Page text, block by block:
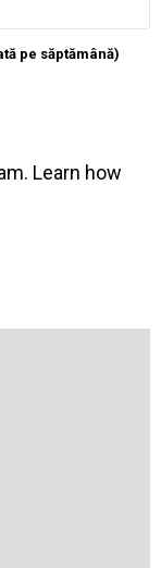
pe săptămână)
Learn how